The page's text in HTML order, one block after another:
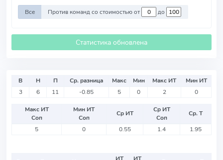
Все Против команд со стоимостью от до
Статистика обновлена
В Н П Ср. разница Макс Мин Макс ИТ
Мин ИТ
3
6 11 -0.85 5 0 2 0
Макс ИТ
Соп
Мин ИТ
Соп
Ср ИТ
Ср ИТ
Соп
Ср. Т
5
0 0.55 1.4 1.95